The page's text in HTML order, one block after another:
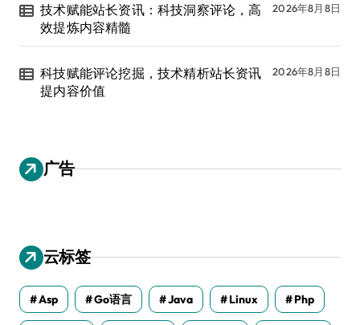
技术赋能站长资讯：科技洞察评论，高
效提炼内容精髓
2026年8月8日
科技赋能评论挖掘，技术精析站长资讯
提内容价值
2026年8月8日
广告
云标签
Asp Go语言 Java Linux Php